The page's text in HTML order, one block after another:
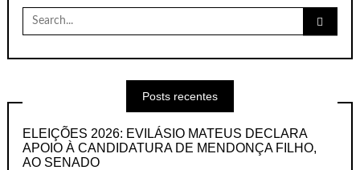
Search
for:
Posts recentes
ELEIÇÕES 2026: EVILÁSIO MATEUS DECLARA
APOIO À CANDIDATURA DE MENDONÇA FILHO,
AO SENADO